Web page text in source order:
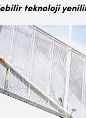
teknoloji